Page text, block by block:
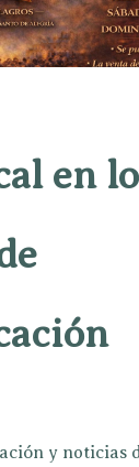
en
y noticias